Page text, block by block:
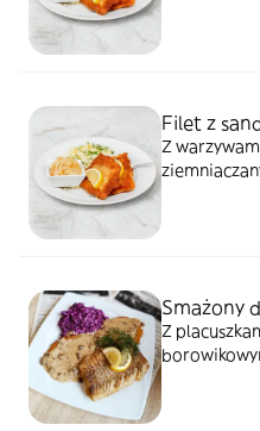
Filet z
Z
Smażony
Z